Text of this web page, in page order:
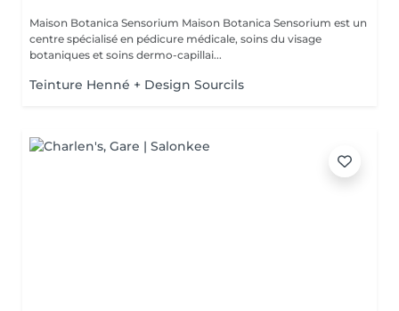
Maison Botanica Sensorium Maison Botanica Sensorium est un
centre spécialisé en pédicure médicale, soins du visage
botaniques et soins dermo-capillai...
Teinture Henné + Design Sourcils